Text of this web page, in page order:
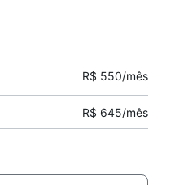
R$ 550/mês
R$ 645/mês